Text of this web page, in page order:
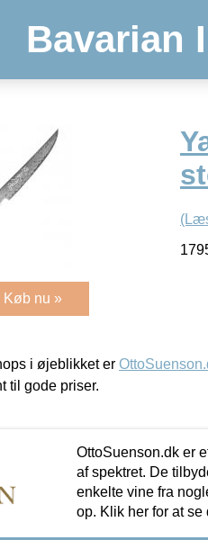
Bavarian
Køb nu »
i øjeblikket er
til gode priser.
OttoSuenson.dk er
af spektret. De
enkelte vine fra
op. Klik her for at se